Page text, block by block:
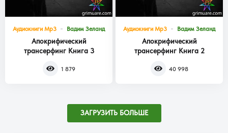
Аудиокниги Mp3 Вадим Зеланд
Апокрифический
трансерфинг Книга 3
1 879
Аудиокниги Mp3 Вадим Зеланд
Апокрифический
трансерфинг Книга 2
40 998
ЗАГРУЗИТЬ БОЛЬШЕ